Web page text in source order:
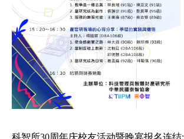
科智所30周年庆校友活动暨晚宴报名连结: